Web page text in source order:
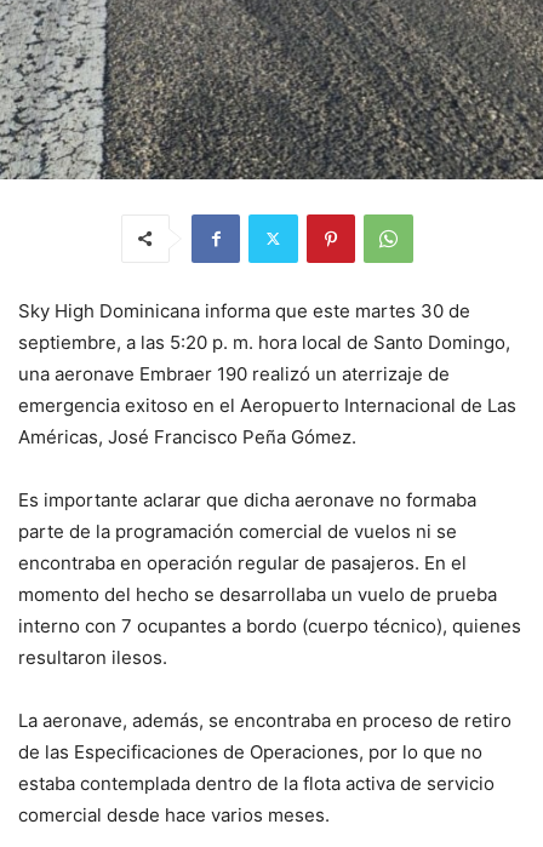
Sky High Dominicana informa que este martes 30 de
septiembre, a las 5:20 p. m. hora local de Santo Domingo,
una aeronave Embraer 190 realizó un aterrizaje de
emergencia exitoso en el Aeropuerto Internacional de Las
Américas, José Francisco Peña Gómez.
Es importante aclarar que dicha aeronave no formaba
parte de la programación comercial de vuelos ni se
encontraba en operación regular de pasajeros. En el
momento del hecho se desarrollaba un vuelo de prueba
interno con 7 ocupantes a bordo (cuerpo técnico), quienes
resultaron ilesos.
La aeronave, además, se encontraba en proceso de retiro
de las Especificaciones de Operaciones, por lo que no
estaba contemplada dentro de la flota activa de servicio
comercial desde hace varios meses.